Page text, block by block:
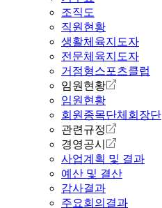
조직도
직원현황
생활체육지도자
전문체육지도자
거점형스포츠클럽
임원현황
임원현황
회원종목단체회장단
관련규정
경영공시
사업계획 및 결과
예산 및 결산
감사결과
주요회의결과